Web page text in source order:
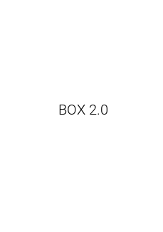
BOX 2.0